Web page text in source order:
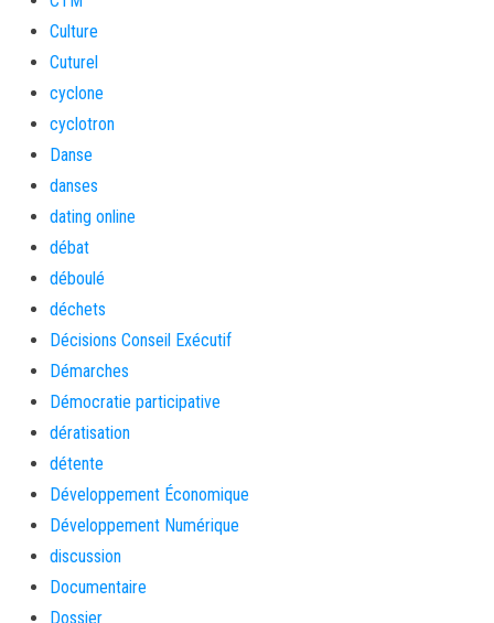
Culture
Cuturel
cyclone
cyclotron
Danse
danses
dating online
débat
déboulé
déchets
Décisions Conseil Exécutif
Démarches
Démocratie participative
dératisation
détente
Développement Économique
Développement Numérique
discussion
Documentaire
Dossier